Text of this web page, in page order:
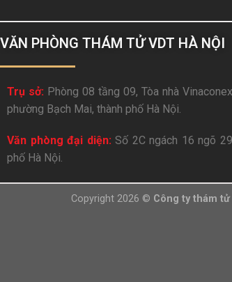
VĂN PHÒNG THÁM TỬ VDT HÀ NỘI
Trụ sở: Phòng 08 tầng 09, Tòa nhà
phường Bạch Mai, thành phố Hà Nội.
Văn phòng đại diện: Số 2C ngách 16 ngõ
phố Hà Nội.
Copyright 2026 © Công ty thám